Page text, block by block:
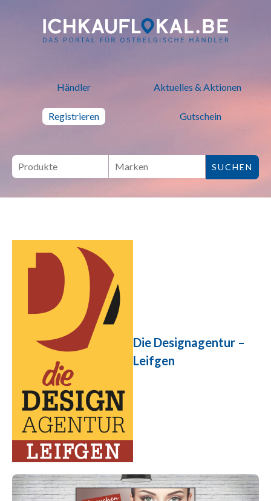
ich kauf lokal - Bei lokalen
Händler Aktuelles & Aktionen
Registrieren Gutschein
Die Designagentur –
Leifgen